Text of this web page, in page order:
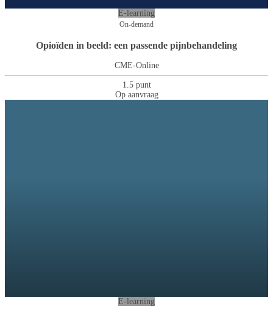
E-learning
On-demand
Opioïden in beeld: een passende pijnbehandeling
CME-Online
1.5 punt
Op aanvraag
E-learning